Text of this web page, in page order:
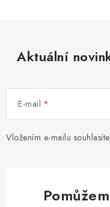
Aktuální
E-mail
Vložením e-mailu